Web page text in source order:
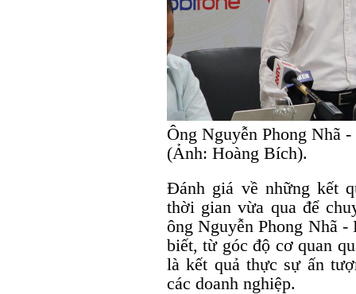
Ông Nguyễn Phong Nhã
(Ảnh: Hoàng Bích).
Đánh giá về những kết
thời gian vừa qua để
ông Nguyễn Phong Nhã
biết, từ góc độ cơ quan
là kết quả thực sự ấn
các doanh nghiệp.